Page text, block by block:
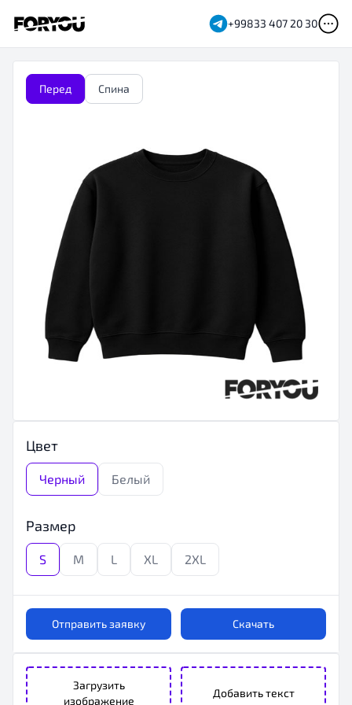
+99833 407 20 30
Загрузить
изображение
Добавить текст
Перед Спина
Цвет
Черный Белый
Размер
S M L XL 2XL
Отправить заявку Скачать